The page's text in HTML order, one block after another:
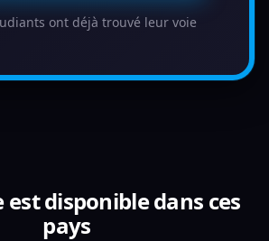
ont déjà trouvé leur voie
est disponible dans ces
pays